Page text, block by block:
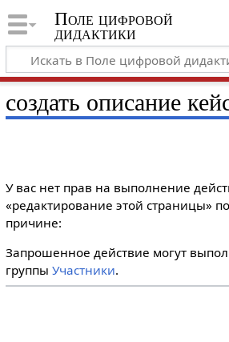
Поле цифровой
дидактики
создать описание
У вас нет прав на выполнение
«редактирование этой страницы»
причине:
Запрошенное действие могут
группы Участники.